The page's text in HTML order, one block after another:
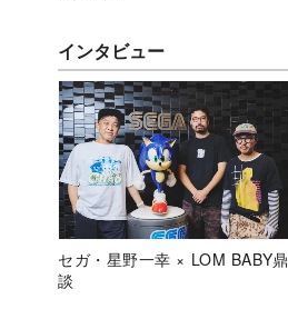
インタビュー
セガ・星野一幸 × LOM BABY鼎
談